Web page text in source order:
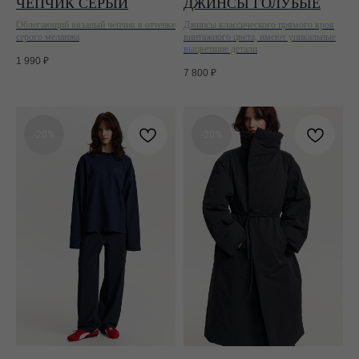
Облегающий вязаный чепчик в оттенке
серого меланжа
1 990 ₽
Джинсы классического прямого кроя
винтажного цвета, имеют уникальные
выцветшие детали
7 800 ₽
Telegram
Возврат